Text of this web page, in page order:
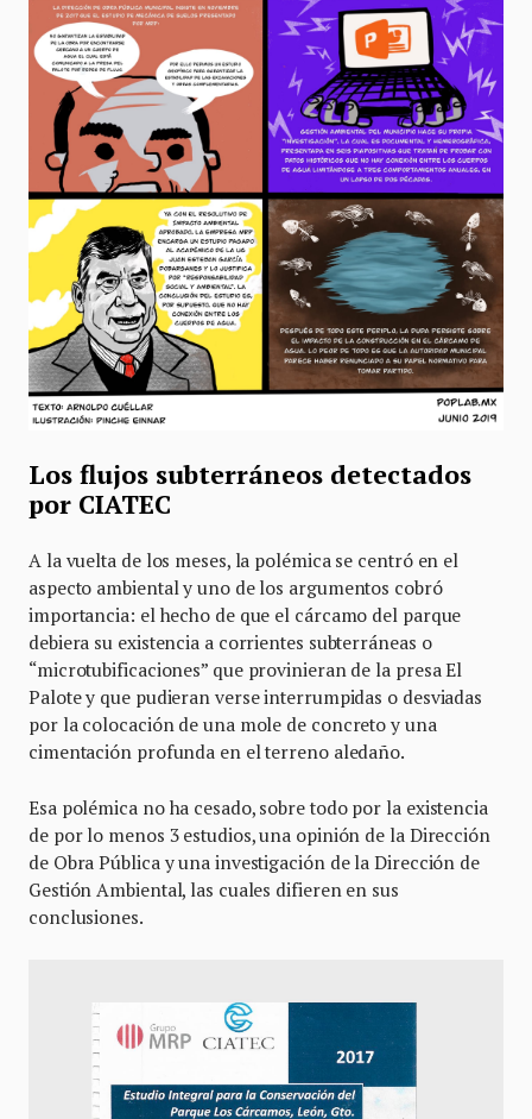
Los flujos subterráneos detectados
por CIATEC
A la vuelta de los meses, la polémica se centró en el
aspecto ambiental y uno de los argumentos cobró
importancia: el hecho de que el cárcamo del parque
debiera su existencia a corrientes subterráneas o
“microtubificaciones” que provinieran de la presa El
Palote y que pudieran verse interrumpidas o desviadas
por la colocación de una mole de concreto y una
cimentación profunda en el terreno aledaño.
Esa polémica no ha cesado, sobre todo por la existencia
de por lo menos 3 estudios, una opinión de la Dirección
de Obra Pública y una investigación de la Dirección de
Gestión Ambiental, las cuales difieren en sus
conclusiones.